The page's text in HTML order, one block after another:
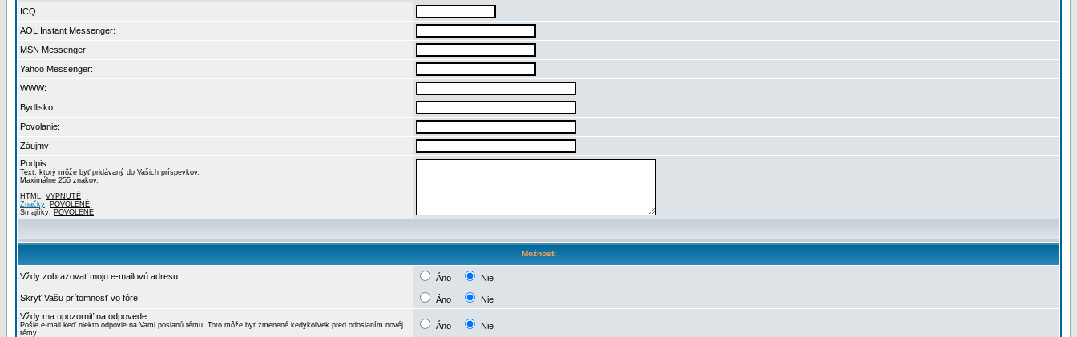
ICQ:
AOL Instant Messenger:
MSN Messenger:
Yahoo Messenger:
WWW:
Bydlisko:
Povolanie:
Záujmy:
Podpis:
Text, ktorý môže byť pridávaný do Vašich príspevkov.
Maximálne 255 znakov.
HTML: VYPNUTÉ
Značky: POVOLENÉ
Smajlíky: POVOLENÉ
Možnosti
Vždy zobrazovať moju e-mailovú adresu: Áno Nie
Skryť Vašu prítomnosť vo fóre: Áno
Nie
Vždy ma upozorniť na odpovede:
Pošle e-mail keď niekto odpovie na Vami poslanú tému. Toto môže byť zmenené kedykoľvek pred odoslaním novéj
témy.
Áno Nie